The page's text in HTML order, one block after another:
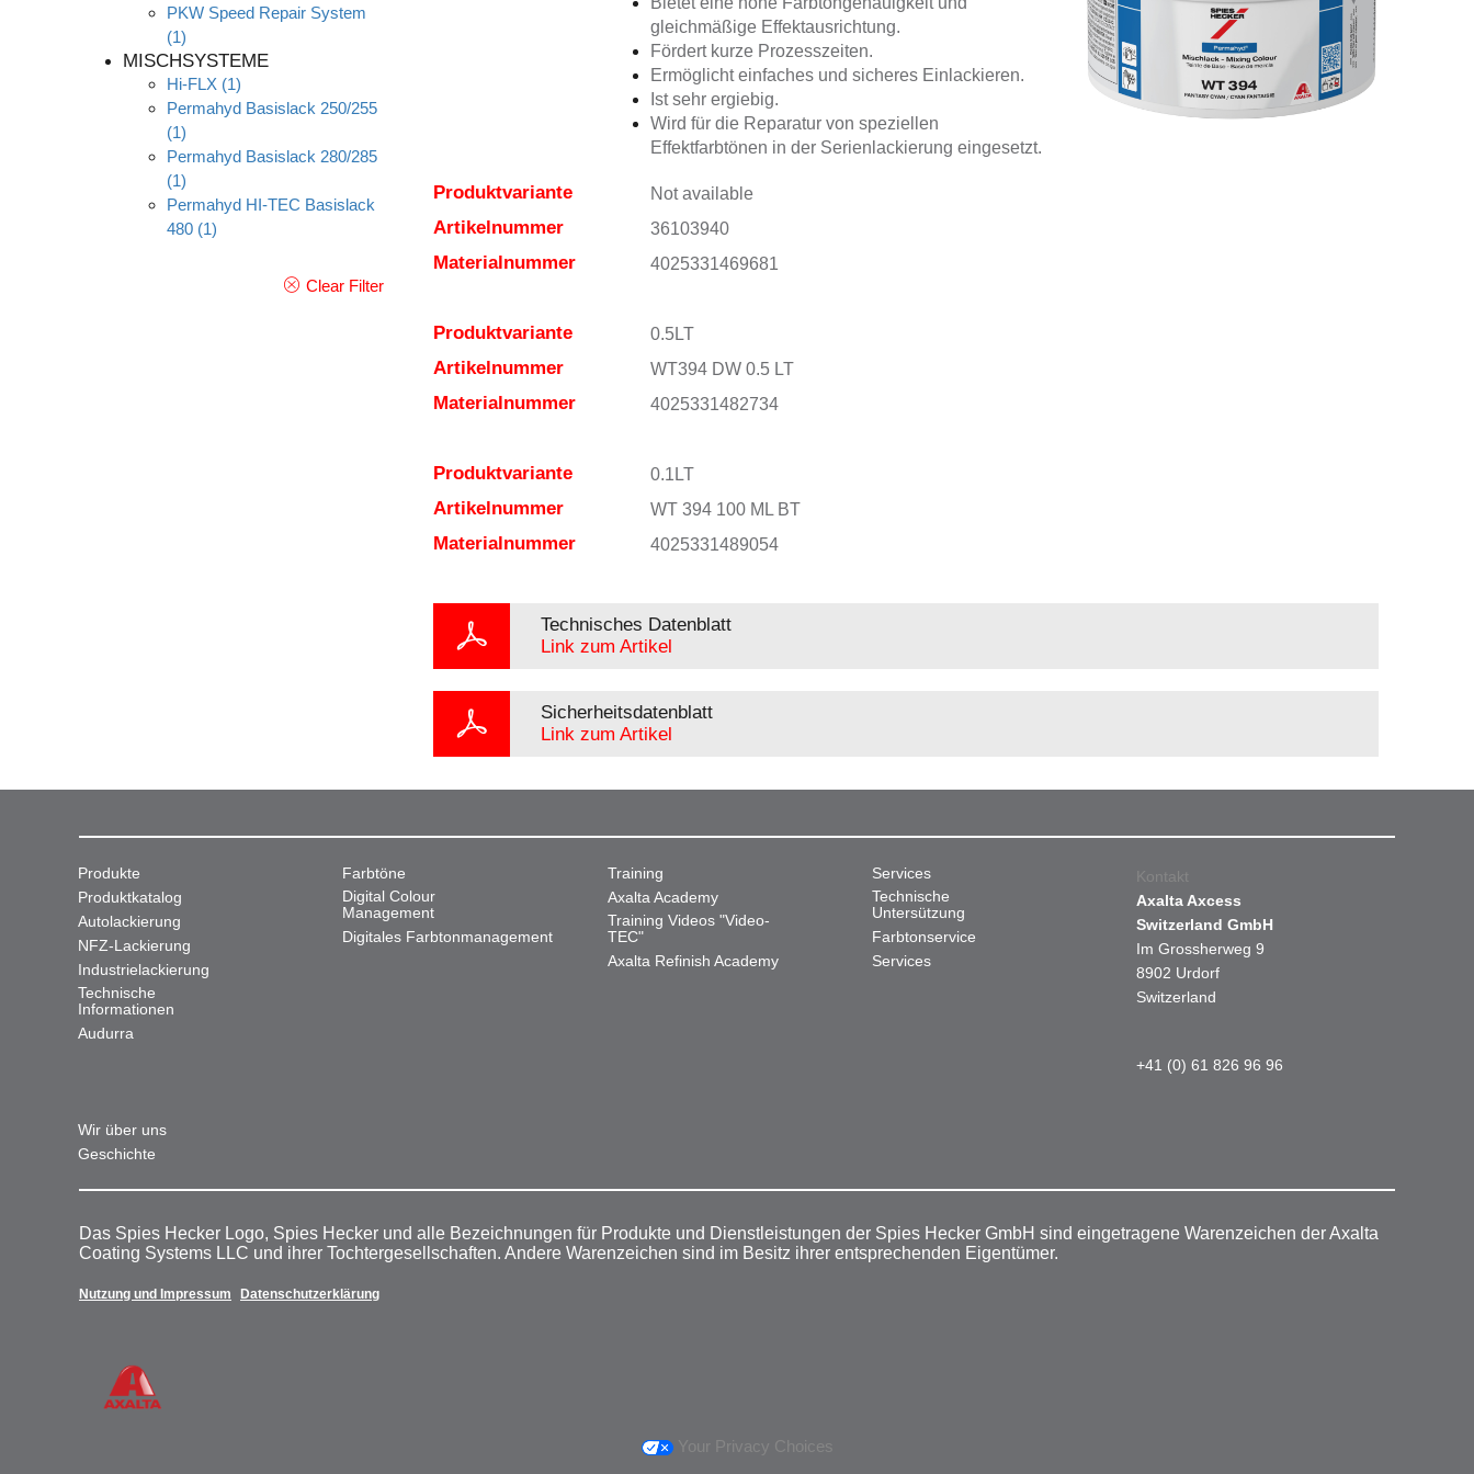
PKW Speed Repair System
(1)
MISCHSYSTEME
Hi-FLX (1)
Permahyd Basislack 250/255
(1)
Permahyd Basislack 280/285
(1)
Permahyd HI-TEC Basislack
480 (1)
Clear Filter
gleichmäßige Effektausrichtung.
Fördert kurze Prozesszeiten.
Ermöglicht einfaches und sicheres Einlackieren.
Ist sehr ergiebig.
Wird für die Reparatur von speziellen
Effektfarbtönen in der Serienlackierung eingesetzt.
Produktvariante Not available
Artikelnummer 36103940
Materialnummer 4025331469681
Produktvariante 0.5LT
Artikelnummer WT394 DW 0.5 LT
Materialnummer 4025331482734
Produktvariante 0.1LT
Artikelnummer WT 394 100 ML BT
Materialnummer 4025331489054
Technisches Datenblatt
Link zum Artikel
Sicherheitsdatenblatt
Link zum Artikel
Produkte
Produktkatalog
Autolackierung
NFZ-Lackierung
Industrielackierung
Technische
Informationen
Audurra
Farbtöne
Digital Colour
Management
Digitales Farbtonmanagement
Training
Axalta Academy
Training Videos "Video-
TEC"
Axalta Refinish Academy
Services
Technische
Untersützung
Farbtonservice
Services
Wir über uns
Geschichte
Kontakt
Axalta Axcess
Switzerland GmbH
Im Grossherweg 9
8902 Urdorf
Switzerland
+41 (0) 61 826 96 96
Das Spies Hecker Logo, Spies Hecker und alle Bezeichnungen für Produkte und Dienstleistungen der Spies Hecker GmbH sind eingetragene Warenzeichen der Axalta
Coating Systems LLC und ihrer Tochtergesellschaften. Andere Warenzeichen sind im Besitz ihrer entsprechenden Eigentümer.
Nutzung und Impressum Datenschutzerklärung
Your Privacy Choices